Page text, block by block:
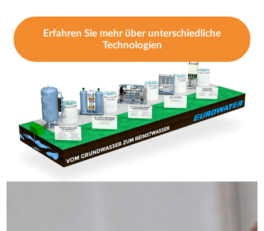
Erfahren Sie mehr über unterschiedliche
Technologien